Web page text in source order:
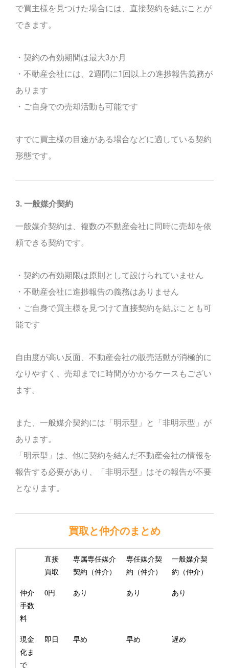
で買主様を見つけた場合には、直接契約を結ぶことが
できます。
・契約の有効期間は最大3か月
・不動産会社には、2週間に1回以上の進捗報告義務が
あります
・ご自身での売却活動も可能です
すでに買主様の目途がある場合などに適している契約
形態です。
3. 一般媒介契約
一般媒介契約は、複数の不動産会社に同時に売却を依
頼できる契約です。
・契約の有効期限は原則として設けられていません
・不動産会社に進捗報告の義務はありません
・ご自身で買主様を見つけて直接契約を結ぶことも可
能です
自由度が高い反面、不動産会社の販売活動が消極的に
なりやすく、売却までに時間がかかるケースもござい
ます。
また、一般媒介契約には「明示型」と「非明示型」が
あります。
「明示型」は、他に契約を結んだ不動産会社の情報を
報告する必要があり、「非明示型」はその報告が不要
となります。
買取と仲介のまとめ
直接
買取
専属専任媒介
契約（仲介）
専任媒介契
約（仲介）
一般媒介契
約（仲介）
仲介
手数
料
0円 あり あり あり
現金
化ま
で
即日 早め 早め 遅め